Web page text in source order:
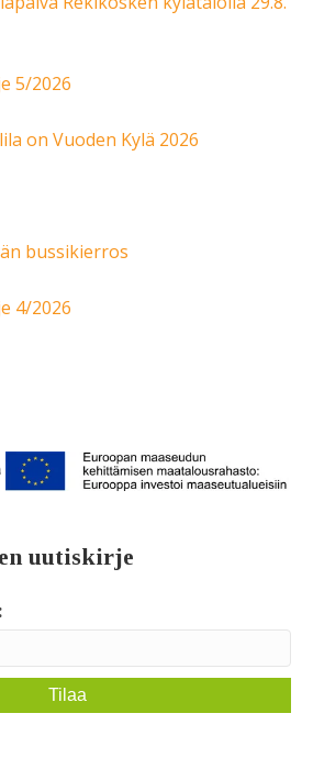
5/2026
on Vuoden Kylä 2026
bussikierros
4/2026
uutiskirje